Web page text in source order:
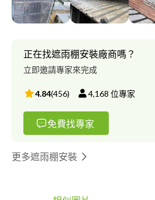
正在找遮雨棚安裝廠商嗎？
立即邀請專家來完成
4.84(456) 4,168 位專家
免費找專家
更多遮雨棚安裝